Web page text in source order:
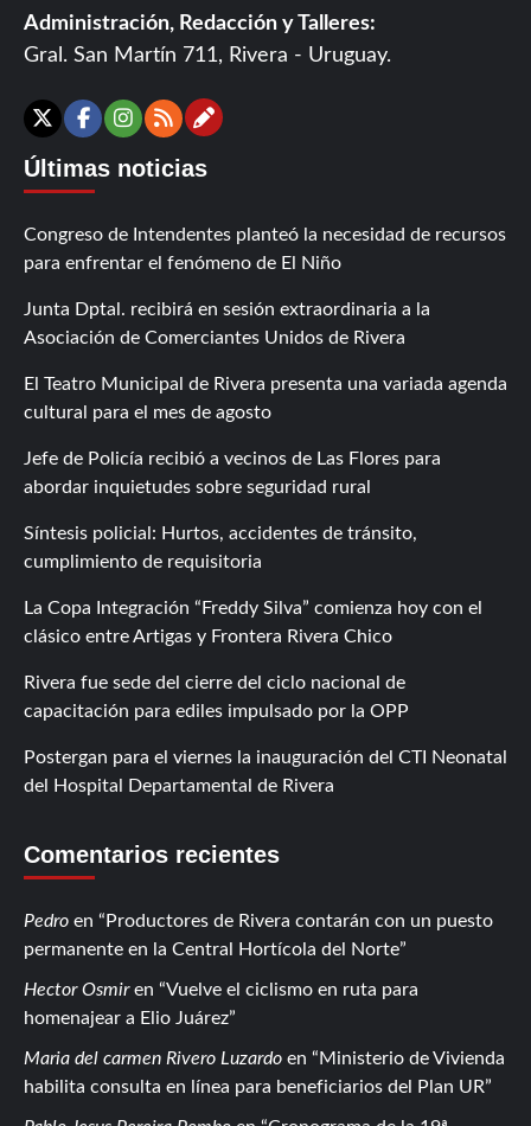
Administración, Redacción y Talleres:
Gral. San Martín 711, Rivera - Uruguay.
X Facebook
Instagram
RSSContáctanos
Últimas noticias
Congreso de Intendentes planteó la necesidad de recursos
para enfrentar el fenómeno de El Niño
Junta Dptal. recibirá en sesión extraordinaria a la
Asociación de Comerciantes Unidos de Rivera
El Teatro Municipal de Rivera presenta una variada agenda
cultural para el mes de agosto
Jefe de Policía recibió a vecinos de Las Flores para
abordar inquietudes sobre seguridad rural
Síntesis policial: Hurtos, accidentes de tránsito,
cumplimiento de requisitoria
La Copa Integración “Freddy Silva” comienza hoy con el
clásico entre Artigas y Frontera Rivera Chico
Rivera fue sede del cierre del ciclo nacional de
capacitación para ediles impulsado por la OPP
Postergan para el viernes la inauguración del CTI Neonatal
del Hospital Departamental de Rivera
Comentarios recientes
Pedro en
Productores de Rivera contarán con un puesto
permanente en la Central Hortícola del Norte
Hector Osmiren
Vuelve el ciclismo en ruta para
homenajear a Elio Juárez
Maria del carmen Rivero Luzardo en
Ministerio de Vivienda
habilita consulta en línea para beneficiarios del Plan UR